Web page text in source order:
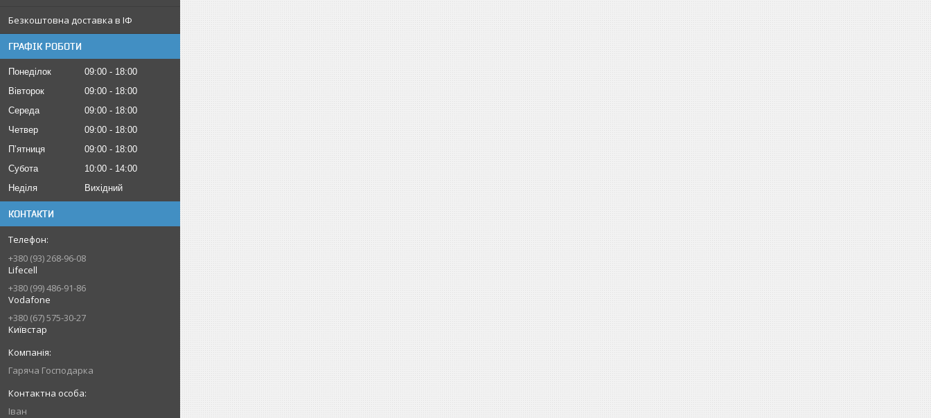
Безкоштовна доставка в ІФ
ГРАФІК РОБОТИ
Понеділок 09:00
18:00
Вівторок
09:00
18:00
Середа
09:00
18:00
Четвер
09:00
18:00
Пʼятниця
09:00
18:00
Субота
10:00
14:00
Неділя
Вихідний
КОНТАКТИ
+380 (93) 268-96-08
Lifecell
+380 (99) 486-91-86
Vodafone
+380 (67) 575-30-27
Київстар
Гаряча Господарка
Іван